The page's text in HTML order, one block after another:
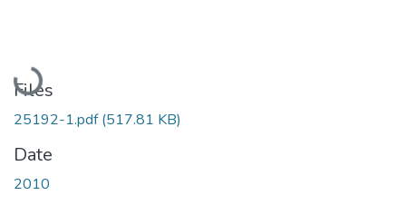
Loading...
Files
25192-1.pdf(517.81 KB)
Date
2010